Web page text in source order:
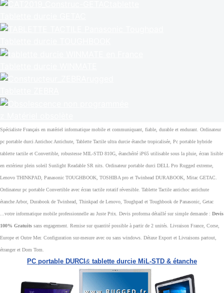
Spécialiste Français en matériel informatique mobile et communiquant, fiable, durable et endurant. Ordinateur
pc portable durci Antichoc Antichute, Tablette Tactile ultra durcie étanche tropicalisée, Pc portable hybride
tablette tactile et Convertible, robustesse MIL-STD 810G, étanchéité iP65 utilisable sous la pluie, écran lisible
en extérieur plein soleil Sunlight Readable SR nits. Ordinateur portable durci DELL Pro Rugged extreme,
Lenovo THINKPAD, Panasonic TOUGHBOOK, TOSHIBA pro et Twinhead DURABOOK, Mitac GETAC.
Ordinateur pc portable Convertible avec écran tactile rotatif réversible. Tablette Tactile antichoc antichute
étanche Arbor, Durabook de Twinhead, Thinkpad de Lenovo, Toughpad et Toughbook de Panasonic, Getac
...votre informatique mobile professionnelle au Juste Prix. Devis proforma détaillé sur simple demande : Devis
100% Gratuits sans engagement. Remise sur quantité possible à partir de 2 unités. Livraison France, Corse,
Europe et Outre Mer. Configuration sur-mesure avec ou sans windows. Détaxe Export et Livraisons partout,
étranger et Dom Tom.
PC portable DURCI & tablette durcie MiL-STD & étanche